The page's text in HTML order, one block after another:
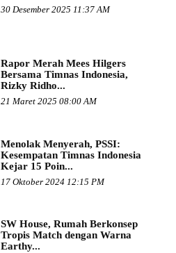
30 Desember 2025 11:37 AM
Rapor Merah Mees Hilgers
Bersama Timnas Indonesia,
Rizky Ridho...
21 Maret 2025 08:00 AM
Menolak Menyerah, PSSI:
Kesempatan Timnas Indonesia
Kejar 15 Poin...
17 Oktober 2024 12:15 PM
SW House, Rumah Berkonsep
Tropis Match dengan Warna
Earthy...